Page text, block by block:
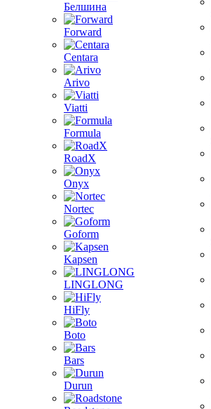
Белшина
Forward
Centara
Arivo
Viatti
Formula
RoadX
Onyx
Nortec
Goform
Kapsen
LINGLONG
HiFly
Boto
Bars
Durun